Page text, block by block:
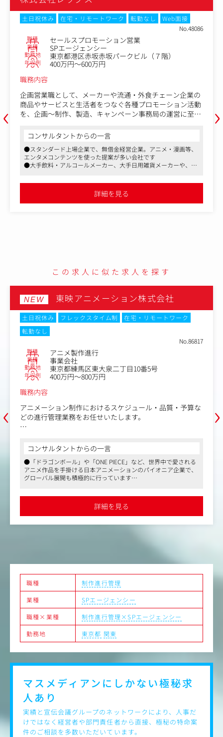
‹
面接
ーン企業の
ション活動
運営に至る
ューション
作/店頭VM
ではなく、
合はスケジ
アントを担
んが、経験
開拓の窓口
えていま
・漫画等、
カーや、レ
土日祝休み 在宅・リモートワーク 転勤なし
職種 総合職
業種 SPエージェンシー
勤務地 東京都港区赤坂赤坂パークビル（７階
年収例
400万円～466万円
・クライアントからの依頼・打ち合わせ
来店促進や認知拡大など、課題をヒアリング
・企画立案・プレゼンテーション
CLグループならではの独自性ある企画を立案
で提案。
・制作・進行管理
制作部門や協力会社と連携し、企画を形に。
・実施・効果検証
キャンペーンを実施し、反響やデータを分析。
■入社後の流れ
入社後はまず、業界や会社の基礎知識を学ぶ導
2年目以降は、大手クライアントを担当して企画
ード。3～5年目には実力次第で、チームをまと
ジャーへとキャリアアップが可能です。
実際に3年で昇格した先輩も在籍しており、企画
まで幅広く経験しながら、着実にスキルを伸ば
環境です。
コンサルタントからの一言
●スタンダード上場企業で、無借金経営企業。アニメ
エンタメコンテンツを使った提案が多い会社です
●大手飲料・アルコールメーカー、大手日用雑貨メー
›
この求人に似た求人を探す
‹
NEW 東映アニメーション株式会社
土日祝休み フレックスタイム制
在宅・リモートワーク
転勤なし
No.86817
職種 アニメ製作進行
業種 事業会社
勤務地 東京都練馬区東大泉二丁目10番5号
年収例
400万円～800万円
職務内容
アニメーション制作におけるスケジュール・品質・予算な
どの進行管理業務をお任せいたします。
■制作スケジュールの進行管理業務：
・各工程のスケジュール作成、進捗管理
・スケジュール通りに進行できるよう、各部門や協力会社
と連携・調整をする
■品質管理業務：
・問題が生じた場合の修正・改善対応
主な出張先はTOEI ANIMATION PHILS., INC.（フィリピン）
コンサルタントからの一言
●「ドラゴンボール」や「ONE PIECE」など、世界中で愛される
アニメ作品を手掛ける日本アニメーションのパイオニア企業で、
グローバル展開も積極的に行っています
ルや品質、予算管理を通じて制作を支援します
●フレックスタイム制や月8～12回の在宅勤務が可能で、柔軟な
働き方を実現。年間休日129日とワークライフバランスも充実し
ています
詳細を見る
›
職種
制作進行管理
業種
SPエージェンシー
職種×業種
制作進行管理×SPエージェンシー
勤務地
東京都 関東
マスメディアンにしかない極秘求
人あり
実績と宣伝会議グループのネットワークにより、人事だ
けではなく経営者や部門責任者から直接、極秘の特命案
件のご相談を多数いただいています。